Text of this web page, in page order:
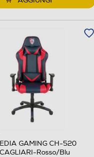
GAMING CH-520
Rosso/Blu